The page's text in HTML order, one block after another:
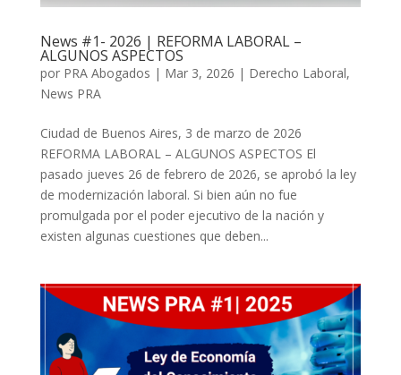
News #1- 2026 | REFORMA LABORAL –
ALGUNOS ASPECTOS
por PRA Abogados | Mar 3, 2026 | Derecho Laboral,
News PRA
Ciudad de Buenos Aires, 3 de marzo de 2026
REFORMA LABORAL – ALGUNOS ASPECTOS El
pasado jueves 26 de febrero de 2026, se aprobó la ley
de modernización laboral. Si bien aún no fue
promulgada por el poder ejecutivo de la nación y
existen algunas cuestiones que deben...